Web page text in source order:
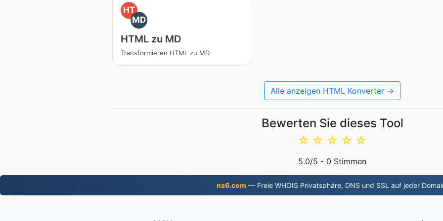
HT
MD
HTML zu MD
Transformieren HTML zu MD
Alle anzeigen HTML Konverter →
Bewerten Sie dieses Tool
☆
☆
☆
☆
☆
5.0/5 - 0 Stimmen
ns6.com — Freie WHOIS Privatsphäre, DNS und SSL auf jeder